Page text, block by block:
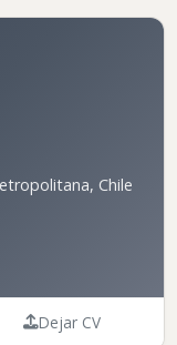
Chile
Dejar CV